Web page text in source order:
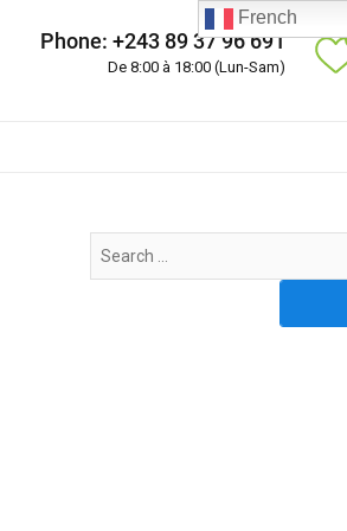
Phone: +243 89 37 96 691
De 8:00 à 18:00 (Lun-Sam)
Search
French